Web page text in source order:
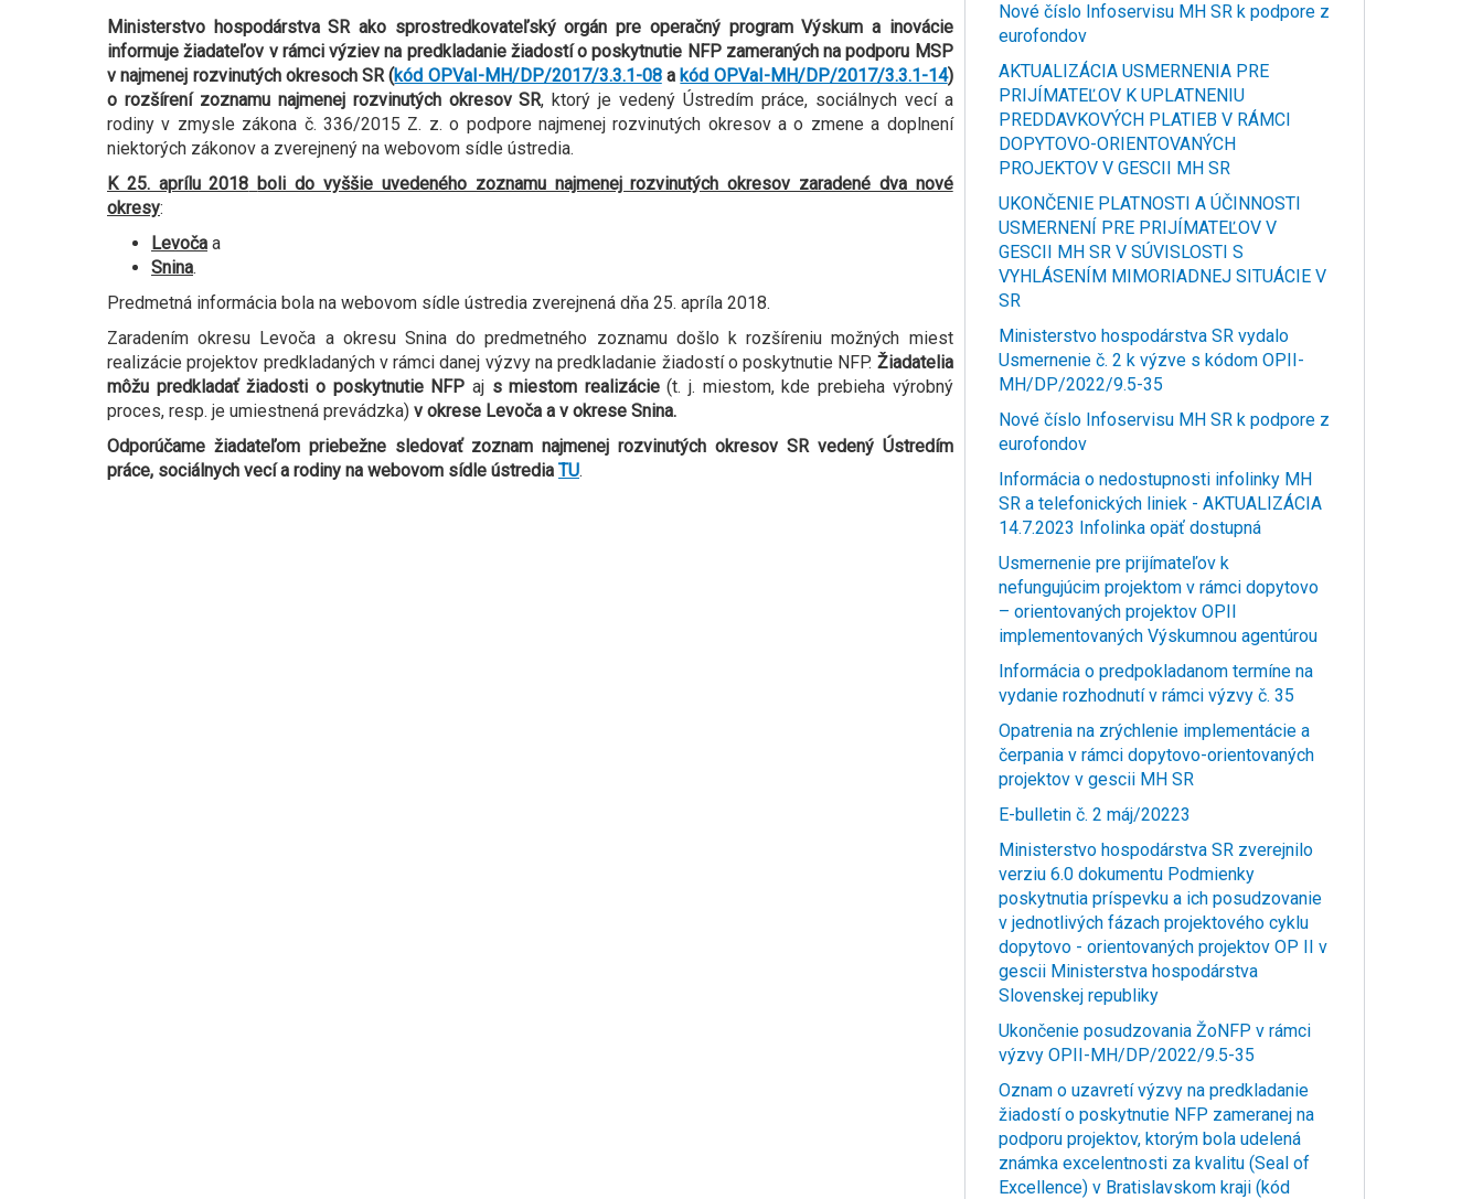
Ministerstvo hospodárstva SRako sprostredkovateľský orgán pre operačný program Výskum a inovácie
informuje žiadateľov v rámci výziev na predkladanie žiadostí o poskytnutie NFP zameraných na podporu MSP
v najmenej rozvinutých okresoch SR (kód OPVaI-MH/DP/2017/3.3.1-08a kód OPVaI-MH/DP/2017/3.3.1-14)
o rozšírení zoznamu najmenej rozvinutých okresov SR, ktorý je vedený Ústredím práce, sociálnych vecí a
rodiny v zmysle zákona č. 336/2015 Z. z. o podpore najmenej rozvinutých okresov a o zmene a doplnení
niektorých zákonov a zverejnený na webovom sídle ústredia.
K 25. aprílu 2018 boli do vyššie uvedeného zoznamu najmenej rozvinutých okresov zaradené dva nové
okresy:
Levoča a
Snina.
Predmetná informácia bola na webovom sídle ústredia zverejnená dňa 25. apríla 2018.
Zaradením okresu Levoča a okresu Snina do predmetného zoznamu došlo k rozšíreniu možných miest
realizácie projektov predkladaných v rámci danej výzvy na predkladanie žiadostí o poskytnutie NFP. Žiadatelia
môžu predkladať žiadosti o poskytnutie NFP ajs miestom realizácie(t. j. miestom, kde prebieha výrobný
proces, resp. je umiestnená prevádzka) v okrese Levoča a v okrese Snina.
Odporúčame žiadateľom priebežne sledovať zoznam najmenej rozvinutých okresov SR vedený Ústredím
práce, sociálnych vecí a rodiny na webovom sídle ústredia TU.
Nové číslo Infoservisu MH SR k podpore z
eurofondov
AKTUALIZÁCIA USMERNENIA PRE
PRIJÍMATEĽOV K UPLATNENIU
PREDDAVKOVÝCH PLATIEB V RÁMCI
DOPYTOVO-ORIENTOVANÝCH
PROJEKTOV V GESCII MH SR
UKONČENIE PLATNOSTI A ÚČINNOSTI
USMERNENÍ PRE PRIJÍMATEĽOV V
GESCII MH SR V SÚVISLOSTI S
VYHLÁSENÍM MIMORIADNEJ SITUÁCIE V
SR
Ministerstvo hospodárstva SR vydalo
Usmernenie č. 2 k výzve s kódom OPII-
MH/DP/2022/9.5-35
Nové číslo Infoservisu MH SR k podpore z
eurofondov
Informácia o nedostupnosti infolinky MH
SR a telefonických liniek - AKTUALIZÁCIA
14.7.2023 Infolinka opäť dostupná
Usmernenie pre prijímateľov k
nefungujúcim projektom v rámci dopytovo
– orientovaných projektov OPII
implementovaných Výskumnou agentúrou
Informácia o predpokladanom termíne na
vydanie rozhodnutí v rámci výzvy č. 35
Opatrenia na zrýchlenie implementácie a
čerpania v rámci dopytovo-orientovaných
projektov v gescii MH SR
E-bulletin č. 2 máj/20223
Ministerstvo hospodárstva SR zverejnilo
verziu 6.0 dokumentu Podmienky
poskytnutia príspevku a ich posudzovanie
v jednotlivých fázach projektového cyklu
dopytovo - orientovaných projektov OP II v
gescii Ministerstva hospodárstva
Slovenskej republiky
Ukončenie posudzovania ŽoNFP v rámci
výzvy OPII-MH/DP/2022/9.5-35
Oznam o uzavretí výzvy na predkladanie
žiadostí o poskytnutie NFP zameranej na
podporu projektov, ktorým bola udelená
známka excelentnosti za kvalitu (Seal of
Excellence) v Bratislavskom kraji (kód